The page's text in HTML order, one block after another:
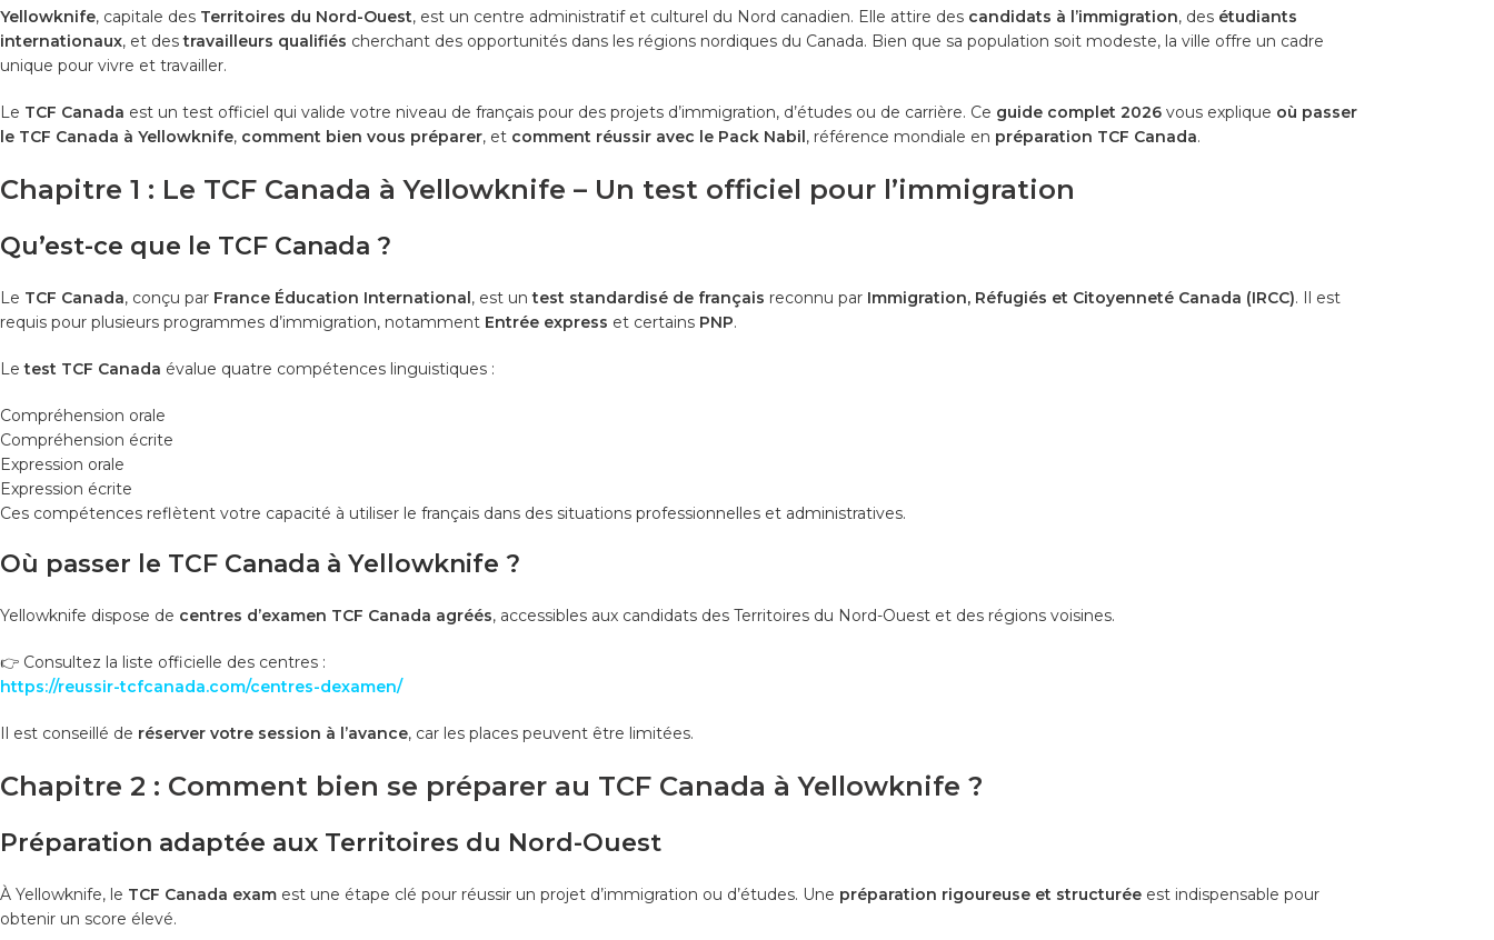
Yellowknife, capitale des Territoires du Nord-Ouest, est un centre administratif et culturel du Nord canadien. Elle attire des candidats à l’immigration, des étudiants
internationaux, et destravailleurs qualifiés cherchant des opportunités dans les régions nordiques du Canada. Bien que sa population soit modeste, la ville offre un cadre
unique pour vivre et travailler.
Le TCF Canada est un test officiel qui valide votre niveau de français pour des projets d’immigration, d’études ou de carrière. Ce guide complet 2026 vous explique où passer
le TCF Canada à Yellowknife, comment bien vous préparer, et comment réussir avec le Pack Nabil, référence mondiale en préparation TCF Canada.
Chapitre 1 : Le TCF Canada à Yellowknife – Un test officiel pour l’immigration
Qu’est-ce que le TCF Canada ?
Le TCF Canada, conçu par France Éducation International, est untest standardisé de français reconnu par Immigration, Réfugiés et Citoyenneté Canada (IRCC). Il est
requis pour plusieurs programmes d’immigration, notamment Entrée express et certains PNP.
Letest TCF Canada évalue quatre compétences linguistiques :
Compréhension orale
Compréhension écrite
Expression orale
Expression écrite
Ces compétences reflètent votre capacité à utiliser le français dans des situations professionnelles et administratives.
Où passer le TCF Canada à Yellowknife ?
Yellowknife dispose de centres d’examen TCF Canada agréés, accessibles aux candidats des Territoires du Nord-Ouest et des régions voisines.
👉 Consultez la liste officielle des centres :
https://reussir-tcfcanada.com/centres-dexamen/
Il est conseillé de réserver votre session à l’avance, car les places peuvent être limitées.
Chapitre 2 : Comment bien se préparer au TCF Canada à Yellowknife ?
Préparation adaptée aux Territoires du Nord-Ouest
À Yellowknife, le TCF Canada exam est une étape clé pour réussir un projet d’immigration ou d’études. Une préparation rigoureuse et structurée est indispensable pour
obtenir un score élevé.